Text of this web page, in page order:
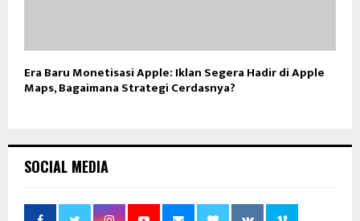
Era Baru Monetisasi Apple: Iklan Segera Hadir di Apple
Maps, Bagaimana Strategi Cerdasnya?
SOCIAL MEDIA